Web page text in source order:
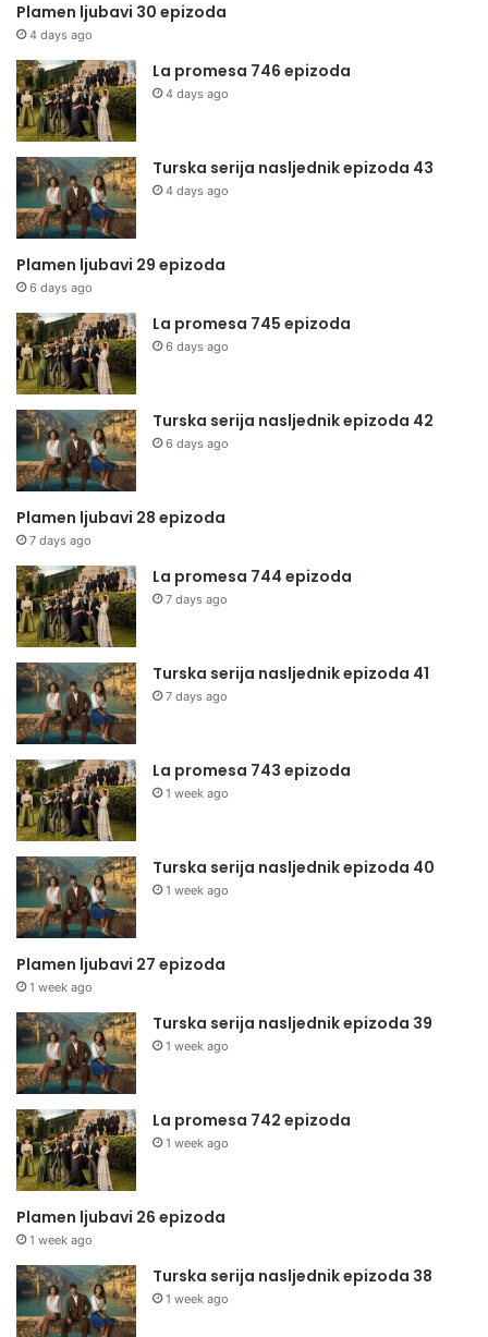
Plamen ljubavi 30 epizoda
4 days ago
La promesa 746 epizoda
4 days ago
Turska serija nasljednik epizoda 43
4 days ago
Plamen ljubavi 29 epizoda
6 days ago
La promesa 745 epizoda
6 days ago
Turska serija nasljednik epizoda 42
6 days ago
Plamen ljubavi 28 epizoda
7 days ago
La promesa 744 epizoda
7 days ago
Turska serija nasljednik epizoda 41
7 days ago
La promesa 743 epizoda
1 week ago
Turska serija nasljednik epizoda 40
1 week ago
Plamen ljubavi 27 epizoda
1 week ago
Turska serija nasljednik epizoda 39
1 week ago
La promesa 742 epizoda
1 week ago
Plamen ljubavi 26 epizoda
1 week ago
Turska serija nasljednik epizoda 38
1 week ago